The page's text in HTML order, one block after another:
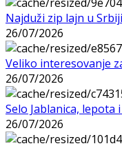
Najduži zip lajn u
26/07/2026
Veliko interesovanje
26/07/2026
Selo Jablanica,
26/07/2026